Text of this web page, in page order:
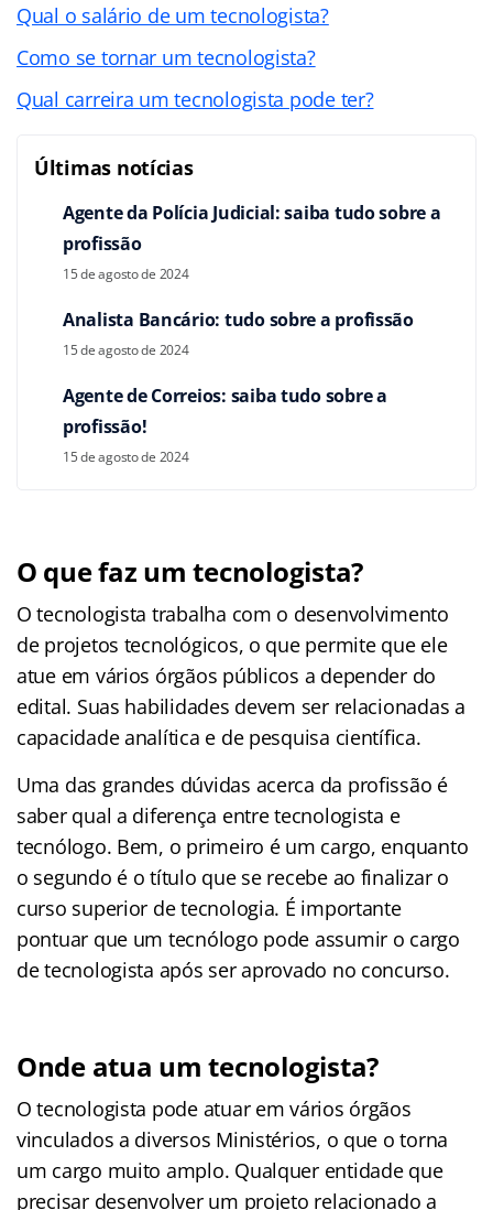
Qual o salário de um tecnologista?
Como se tornar um tecnologista?
Qual carreira um tecnologista pode ter?
Últimas notícias
Agente da Polícia Judicial: saiba tudo sobre a
profissão
15 de agosto de 2024
Analista Bancário: tudo sobre a profissão
15 de agosto de 2024
Agente de Correios: saiba tudo sobre a
profissão!
15 de agosto de 2024
O que faz um tecnologista?
O tecnologista trabalha com o desenvolvimento
de projetos tecnológicos, o que permite que ele
atue em vários órgãos públicos a depender do
edital. Suas habilidades devem ser relacionadas a
capacidade analítica e de pesquisa científica.
Uma das grandes dúvidas acerca da profissão é
saber qual a diferença entre tecnologista e
tecnólogo. Bem, o primeiro é um cargo, enquanto
o segundo é o título que se recebe ao finalizar o
curso superior de tecnologia. É importante
pontuar que um tecnólogo pode assumir o cargo
de tecnologista após ser aprovado no concurso.
Onde atua um tecnologista?
O tecnologista pode atuar em vários órgãos
vinculados a diversos Ministérios, o que o torna
um cargo muito amplo. Qualquer entidade que
precisar desenvolver um projeto relacionado a